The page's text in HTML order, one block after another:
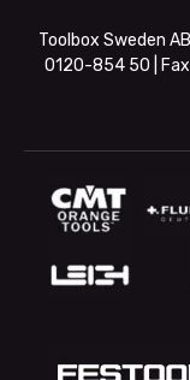
Toolbox Sweden
0120-854 50 |